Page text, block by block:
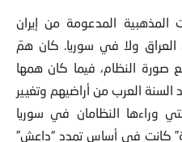
المدعومة من إيران
ولا في سوريا. كان همّ
صورة النظام، فيما كان همها
العرب من أراضيهم وتغيير
وراءها النظامان في سوريا
كانت في أساس تمدد “داعش”